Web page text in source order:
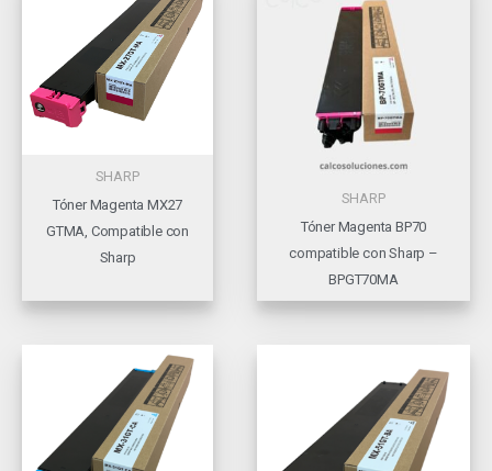
SHARP
Tóner Magenta MX27
GTMA, Compatible con
Sharp
SHARP
Tóner Magenta BP70
compatible con Sharp –
BPGT70MA